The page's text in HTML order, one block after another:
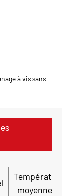
à vis sans
Température
moyenne℃